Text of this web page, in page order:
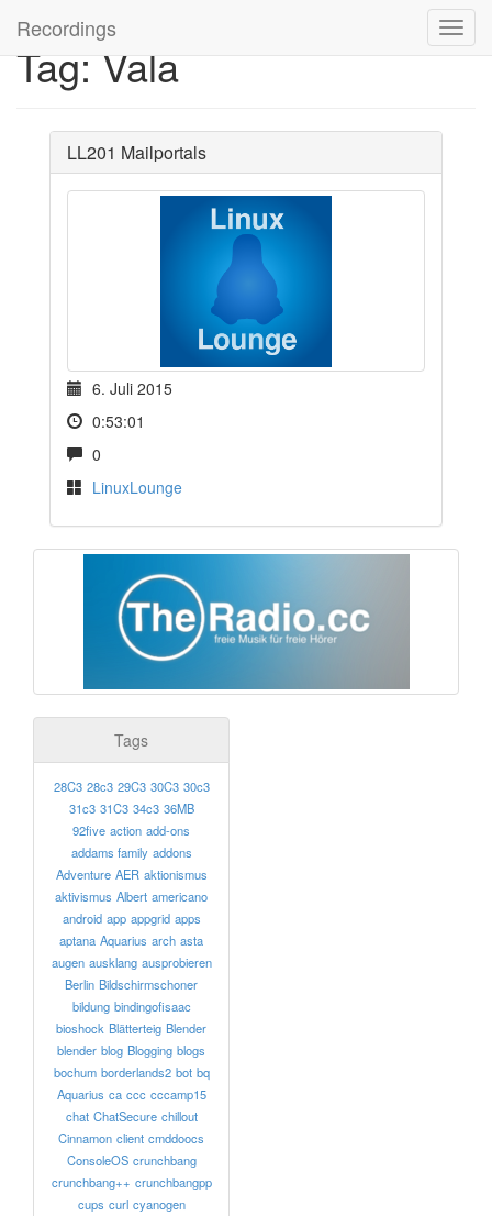
Recordings
Tag: Vala
LL201 Mailportals
6. Juli 2015
0:53:01
0
LinuxLounge
Tags
28C3 28c3 29C3 30C3 30c3
31c3 31C3 34c3 36MB
92five action add-ons
addams family addons
Adventure AER aktionismus
aktivismus Albert americano
android app appgrid apps
aptana Aquarius arch asta
augen ausklang ausprobieren
Berlin Bildschirmschoner
bildung bindingofisaac
bioshock Blätterteig Blender
blender blog Blogging blogs
bochum borderlands2 bot bq
Aquarius ca ccc cccamp15
chat ChatSecure chillout
Cinnamon client cmddoocs
ConsoleOS crunchbang
crunchbang++ crunchbangpp
cups curl cyanogen